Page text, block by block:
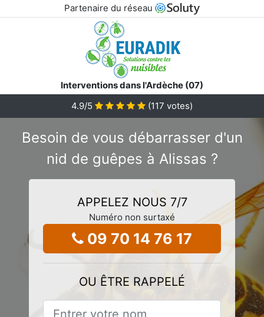
Partenaire du réseau
Interventions dans l'Ardèche (07)
4.9/5 (117 votes)
Besoin de vous débarrasser d'un
nid de guêpes à Alissas ?
APPELEZ NOUS 7/7
Numéro non surtaxé
09 70 14 76 17
OU ÊTRE RAPPELÉ